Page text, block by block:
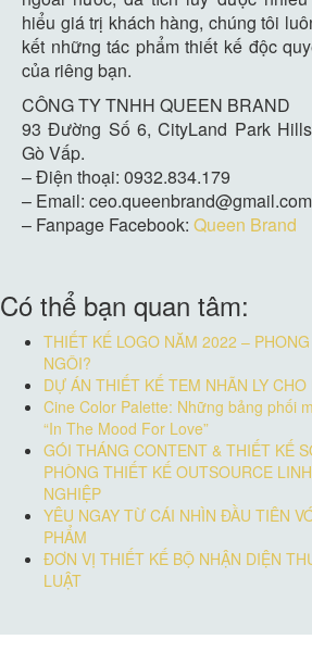
hiểu giá trị khách hàng, chúng tôi
kết những tác phẩm thiết kế độc
của riêng bạn.
CÔNG TY TNHH QUEEN BRAND
93 Đường Số 6, CityLand Park
Gò Vấp.
– Điện thoại: 0932.834.179
– Email: ceo.queenbrand@gmail.com
– Fanpage Facebook: Queen Brand
Có thể bạn quan tâm:
THIẾT KẾ LOGO NĂM 2022 –
NGÔI?
DỰ ÁN THIẾT KẾ TEM NHÃN LY
Cine Color Palette: Những bảng phối
“In The Mood For Love”
GÓI THÁNG CONTENT & THIẾT KẾ
PHÒNG THIẾT KẾ OUTSOURCE
NGHIỆP
YÊU NGAY TỪ CÁI NHÌN ĐẦU TIÊN
PHẨM
ĐƠN VỊ THIẾT KẾ BỘ NHẬN DIỆN
LUẬT